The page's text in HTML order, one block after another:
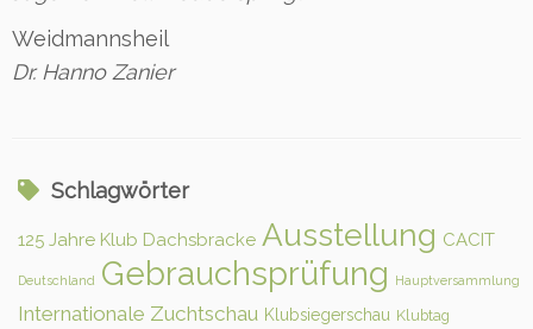
Weidmannsheil
Dr. Hanno Zanier
Schlagwörter
125 Jahre Klub Dachsbracke Ausstellung CACIT
Deutschland Gebrauchsprüfung Hauptversammlung
Internationale Zuchtschau Klubsiegerschau Klubtag